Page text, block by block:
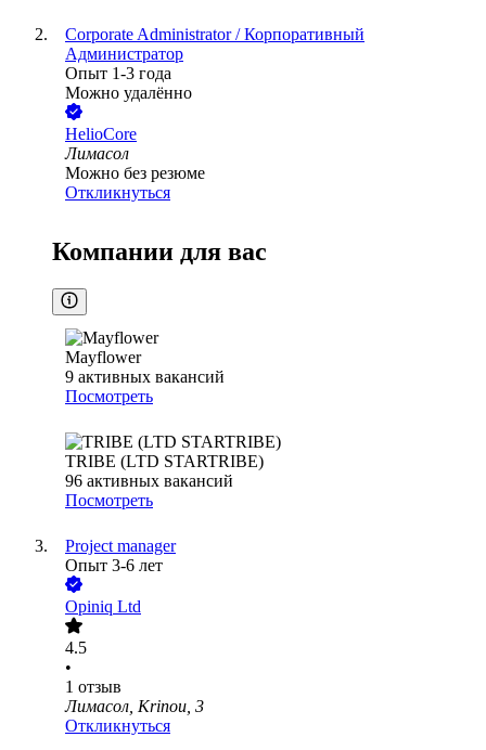
Сorporate Administrator / Корпоративный
Администратор
Опыт 1-3 года
Можно удалённо
HelioCore
Лимасол
Можно без резюме
Откликнуться
Компании для вас
Mayflower
9 активных вакансий
Посмотреть
TRIBE (LTD STARTRIBE)
96 активных вакансий
Посмотреть
Project manager
Опыт 3-6 лет
Opiniq Ltd
4.5
•
1 отзыв
Лимасол, Krinou, 3
Откликнуться